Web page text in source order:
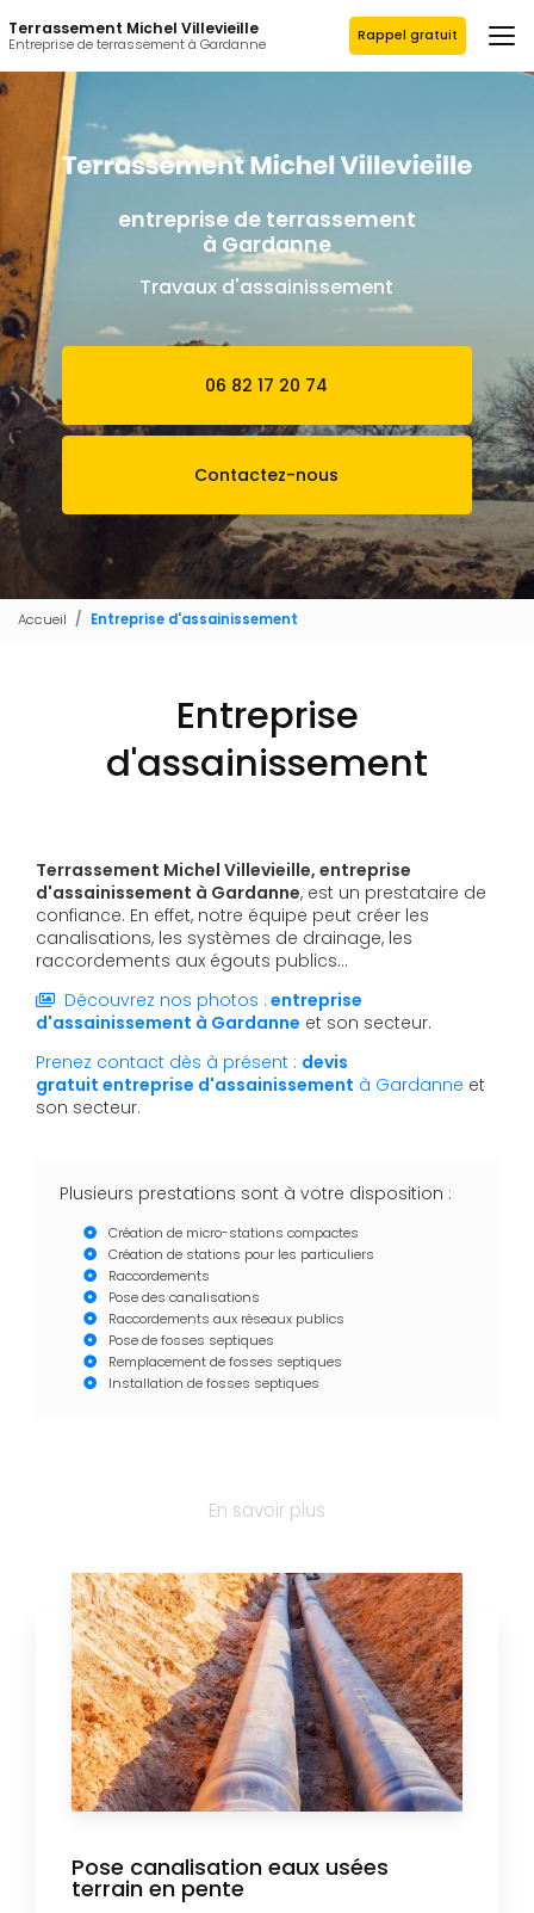
au
contenu
principal
Terrassement Michel Villevieille
Entreprise de terrassement à Gardanne Rappel gratuit
entreprise de terrassement
à Gardanne
Travaux d'assainissement
06 82 17 20 74
Contactez-nous
Accueil Entreprise d'assainissement
Entreprise
d'assainissement
Terrassement Michel Villevieille, entreprise
d'assainissement à Gardanne, est un prestataire de
confiance. En effet, notre équipe peut créer les
canalisations, les systèmes de drainage, les
raccordements aux égouts publics...
Découvrez nos photos : entreprise
d'assainissement à Gardanne et son secteur.
Prenez contact dès à présent : devis
gratuit entreprise d'assainissement à Gardanne et
son secteur.
Plusieurs prestations sont à votre disposition :
Création de micro-stations compactes
Création de stations pour les particuliers
Raccordements
Pose des canalisations
Raccordements aux réseaux publics
Pose de fosses septiques
Remplacement de fosses septiques
Installation de fosses septiques
En savoir plus
Pose canalisation eaux usées
terrain en pente